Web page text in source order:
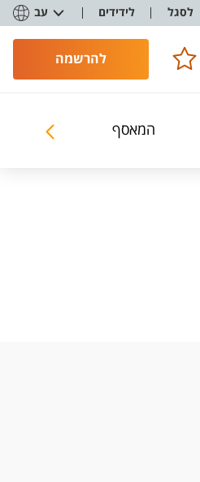
לסגל לידידים עב
להרשמה
המאסף סדרת